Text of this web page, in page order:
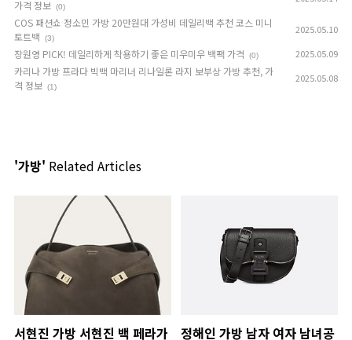
가격 정보 (0)
COS 패션쇼 정소민 가방 20만원대 가성비 데일리백 추천 코스 미니
토트백
(3)
2025.05.10
장원영 PICK! 데일리하게 착용하기 좋은 미우미우 백팩 가격 (0) 2025.05.09
카리나 가방 프라다 빅백 마리너 리나일론 라지 보부상 가방 추천, 가
격 정보 (1)
2025.05.08
'가방' Related Articles
서현진 가방 서현진 백 페라가
정해인 가방 남자 여자 남녀공